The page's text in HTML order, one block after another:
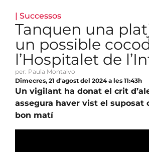
| Successos
Tanquen una
un possible
l’Hospitalet de
per: Paula Montalvo
Dimecres, 21 d'agost del 2024 a les 11:43h
Un vigilant ha donat el crit
assegura haver vist el suposat
bon matí